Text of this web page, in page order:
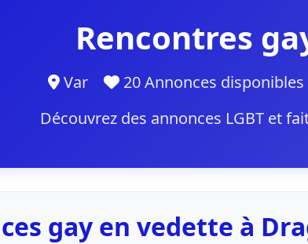
Rencontres
Var 20 Annonces
Découvrez des annonces LGBT et
gay en vedette à